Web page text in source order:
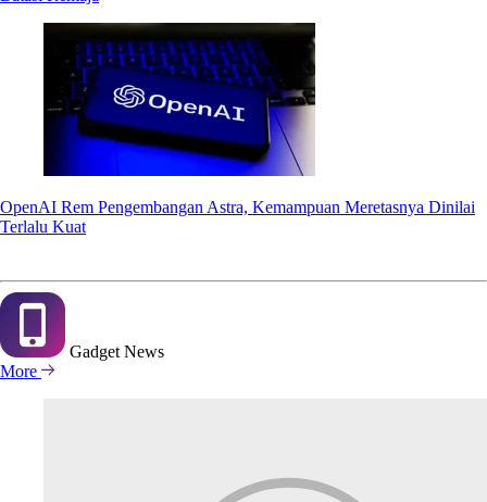
OpenAI Rem Pengembangan Astra, Kemampuan Meretasnya Dinilai
Terlalu Kuat
Gadget News
More